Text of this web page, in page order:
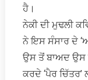
ਹੈ।
ਨੇਕੀ ਦੀ ਮੁਢਲੀ
ਨੇ ਇਸ ਸੰਸਾਰ ਦੇ
ਉਸ ਤੋਂ ਬਾਅਦ ਉਸ
ਕਰਦੇ ‘ਪੈਰ